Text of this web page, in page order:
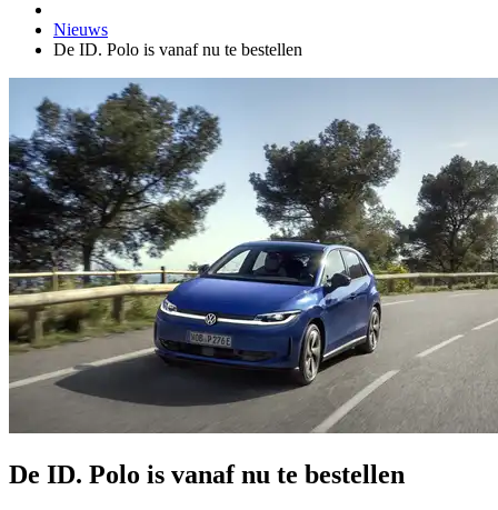
Nieuws
De ID. Polo is vanaf nu te bestellen
De ID. Polo is vanaf nu te bestellen